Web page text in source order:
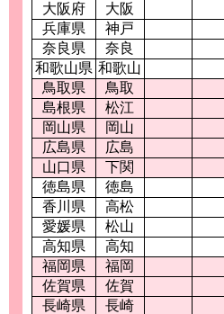
大阪府
大阪
兵庫県
神戸
奈良県
奈良
和歌山県 和歌山
鳥取県
鳥取
島根県
松江
岡山県
岡山
広島県
広島
山口県
下関
徳島県
徳島
香川県
高松
愛媛県
松山
高知県
高知
福岡県
福岡
佐賀県
佐賀
長崎県
長崎